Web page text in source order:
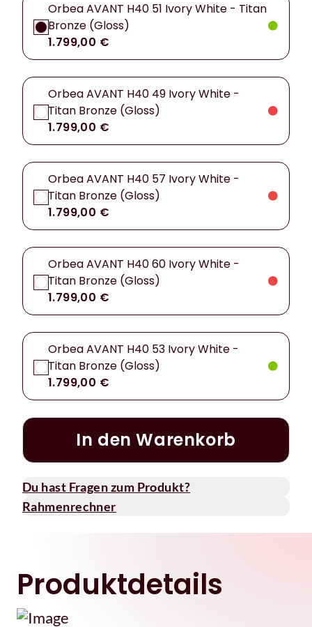
Orbea AVANT H40 51 Ivory White - Titan
Bronze (Gloss)
1.799,00 €
Orbea AVANT H40 49 Ivory White -
Titan Bronze (Gloss)
1.799,00 €
Orbea AVANT H40 57 Ivory White -
Titan Bronze (Gloss)
1.799,00 €
Orbea AVANT H40 60 Ivory White -
Titan Bronze (Gloss)
1.799,00 €
Orbea AVANT H40 53 Ivory White -
Titan Bronze (Gloss)
1.799,00 €
In den Warenkorb
Du hast Fragen zum Produkt?
Rahmenrechner
Produktdetails